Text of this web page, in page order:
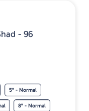
- 96
5" - Normal
8" - Normal